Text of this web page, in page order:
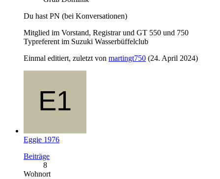
Du hast PN (bei Konversationen)
Mitglied im Vorstand, Registrar und GT 550 und 750
Typreferent im Suzuki Wasserbüffelclub
Einmal editiert, zuletzt von martingt750 (24. April 2024)
Eggie 1976
Beiträge
8
Wohnort